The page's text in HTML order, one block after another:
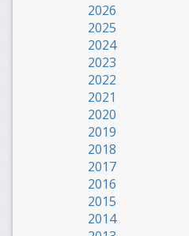
2026
2025
2024
2023
2022
2021
2020
2019
2018
2017
2016
2015
2014